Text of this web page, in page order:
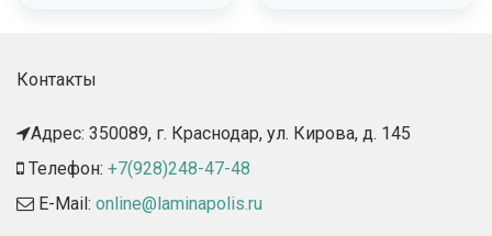
Контакты
Адрес: 350089, г. Краснодар, ул. Кирова, д. 145​
Телефон: +7(928)248-47-48
E-Mail: online@laminapolis.ru